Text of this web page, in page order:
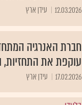
12.03.2026 עידן ארץ
חברת האנרגיה
עוקפת את התחזיות,
17.02.2026 עידן ארץ